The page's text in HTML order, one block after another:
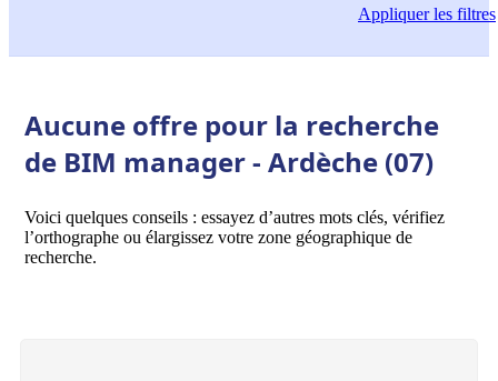
Appliquerles filtres
Aucune offre pour la recherche
de BIM manager - Ardèche (07)
Voici quelques conseils : essayez d’autres mots clés, vérifiez
l’orthographe ou élargissez votre zone géographique de
recherche.